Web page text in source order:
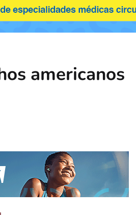
americanos